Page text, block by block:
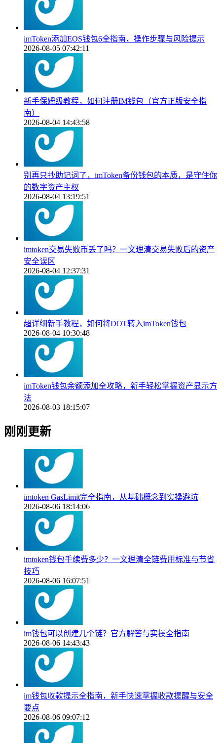
imToken添加EOS钱包6全指南，操作步骤与风险提示
2026-08-05 07:42:11
新手保姆级教程，如何注册IM钱包（官方正版安全指
南）
2026-08-04 14:43:58
别再只抄助记词了，imToken备份钱包的本质，是守住你
的数字资产主权
2026-08-04 13:19:51
imtoken交易失败币丢了吗？一文理清交易失败后的资产
安全误区
2026-08-04 12:37:31
超详细新手教程，如何将DOT转入imToken钱包
2026-08-04 10:30:48
imToken钱包余额添加全攻略，新手轻松掌握资产显示方
法
2026-08-03 18:15:07
刚刚更新
imtoken GasLimit完全指南，从基础概念到实操避坑
2026-08-06 18:14:06
imtoken钱包手续费多少？一文理清全链费用标准与节省
技巧
2026-08-06 16:07:51
im钱包可以创建几个链？官方解答与实操全指南
2026-08-06 14:43:43
im钱包收款提示全指南，新手快速掌握收款提醒与安全
要点
2026-08-06 09:07:12